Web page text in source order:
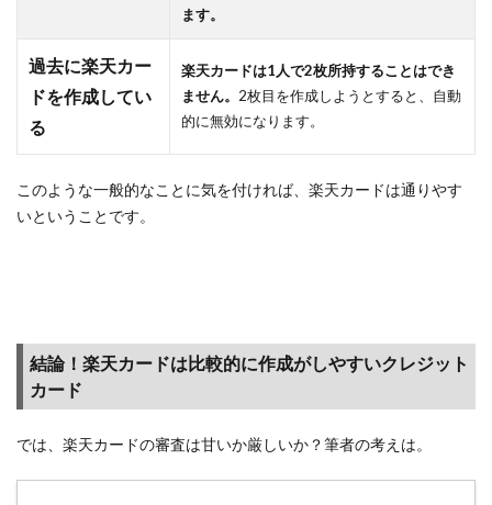
ます。
過去に楽天カー
ドを作成してい
る
楽天カードは1人で2枚所持することはでき
ません。 2枚目を作成しようとすると、自動
的に無効になります。
このような一般的なことに気を付ければ、楽天カードは通りやす
いということです。
結論！楽天カードは比較的に作成がしやすいクレジット
カード
では、楽天カードの審査は甘いか厳しいか？筆者の考えは。